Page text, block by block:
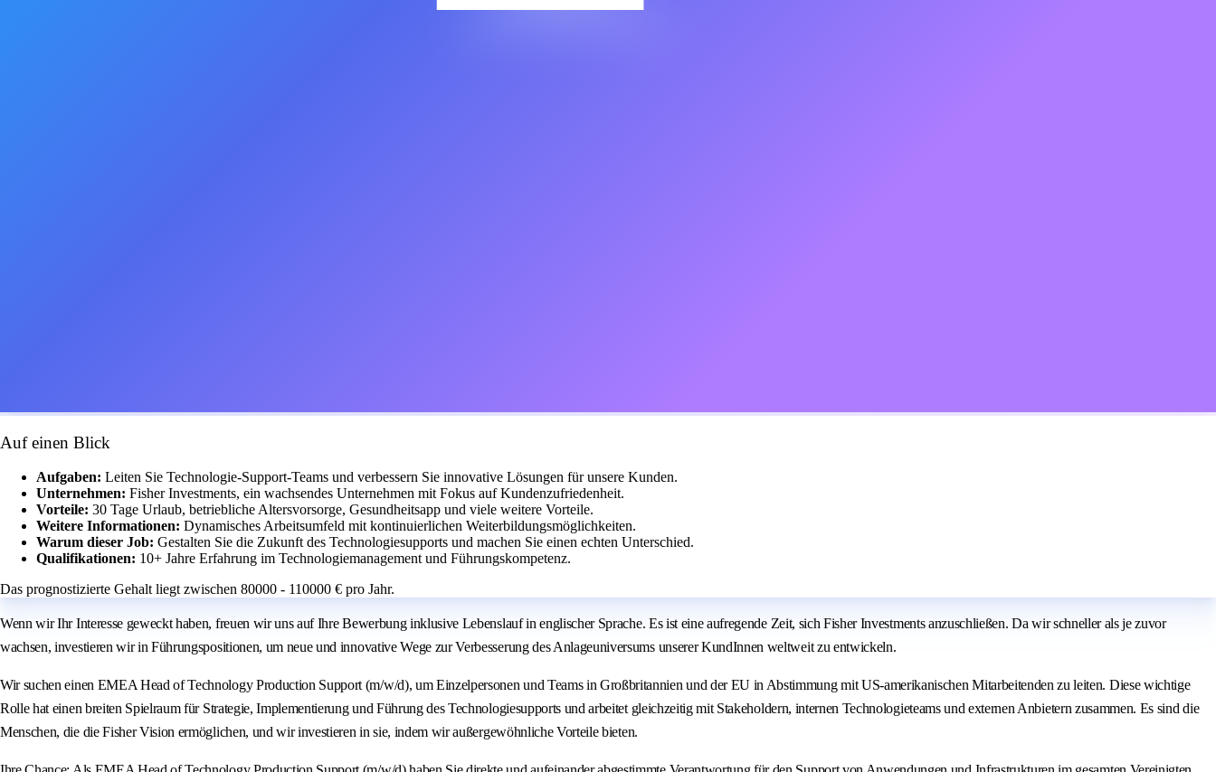
Auf einen Blick
Aufgaben: Leiten Sie Technologie-Support-Teams und verbessern Sie innovative Lösungen für unsere Kunden.
Unternehmen: Fisher Investments, ein wachsendes Unternehmen mit Fokus auf Kundenzufriedenheit.
Vorteile: 30 Tage Urlaub, betriebliche Altersvorsorge, Gesundheitsapp und viele weitere Vorteile.
Weitere Informationen: Dynamisches Arbeitsumfeld mit kontinuierlichen Weiterbildungsmöglichkeiten.
Warum dieser Job: Gestalten Sie die Zukunft des Technologiesupports und machen Sie einen echten Unterschied.
Qualifikationen: 10+ Jahre Erfahrung im Technologiemanagement und Führungskompetenz.
Das prognostizierte Gehalt liegt zwischen 80000 - 110000 € pro Jahr.
Wenn wir Ihr Interesse geweckt haben, freuen wir uns auf Ihre Bewerbung inklusive Lebenslauf in englischer Sprache. Es ist eine aufregende Zeit, sich Fisher Investments anzuschließen. Da wir schneller als je zuvor
wachsen, investieren wir in Führungspositionen, um neue und innovative Wege zur Verbesserung des Anlageuniversums unserer KundInnen weltweit zu entwickeln.
Wir suchen einen EMEA Head of Technology Production Support (m/w/d), um Einzelpersonen und Teams in Großbritannien und der EU in Abstimmung mit US-amerikanischen Mitarbeitenden zu leiten. Diese wichtige
Rolle hat einen breiten Spielraum für Strategie, Implementierung und Führung des Technologiesupports und arbeitet gleichzeitig mit Stakeholdern, internen Technologieteams und externen Anbietern zusammen. Es sind die
Menschen, die die Fisher Vision ermöglichen, und wir investieren in sie, indem wir außergewöhnliche Vorteile bieten.